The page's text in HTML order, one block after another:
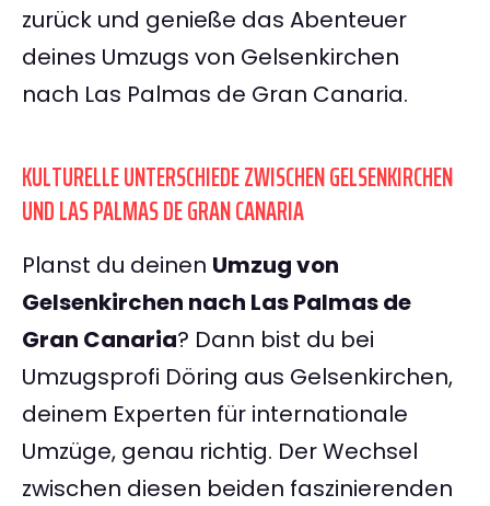
zurück und genieße das Abenteuer
deines Umzugs von Gelsenkirchen
nach Las Palmas de Gran Canaria.
KULTURELLE UNTERSCHIEDE ZWISCHEN GELSENKIRCHEN
UND LAS PALMAS DE GRAN CANARIA
Planst du deinen Umzug von
Gelsenkirchen nach Las Palmas de
Gran Canaria? Dann bist du bei
Umzugsprofi Döring aus Gelsenkirchen,
deinem Experten für internationale
Umzüge, genau richtig. Der Wechsel
zwischen diesen beiden faszinierenden